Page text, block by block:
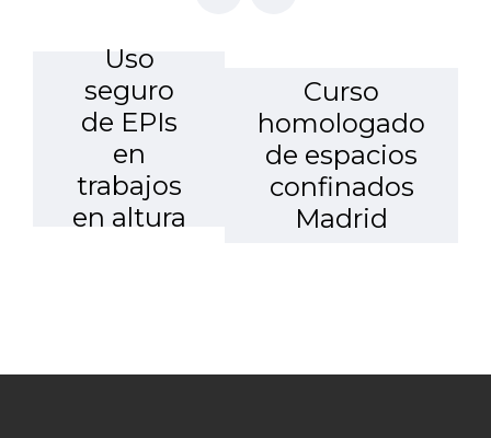
Uso
seguro
de EPIs
en
trabajos
en altura
Curso
homologado
de espacios
confinados
Madrid